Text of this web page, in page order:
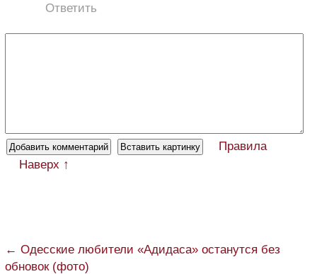
Ответить
Правила
Наверх ↑
← Одесские любители «Адидаса» останутся без
обновок (фото)